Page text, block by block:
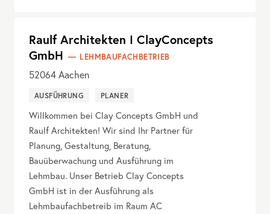
Raulf Architekten I ClayConcepts
GmbH
LEHMBAUFACHBETRIEB
52064Aachen
AUSFÜHRUNG PLANER
Willkommen bei Clay Concepts GmbH und
Raulf Architekten! Wir sind Ihr Partner für
Planung, Gestaltung, Beratung,
Bauüberwachung und Ausführung im
Lehmbau. Unser Betrieb Clay Concepts
GmbH ist in der Ausführung als
Lehmbaufachbetreib im Raum AC